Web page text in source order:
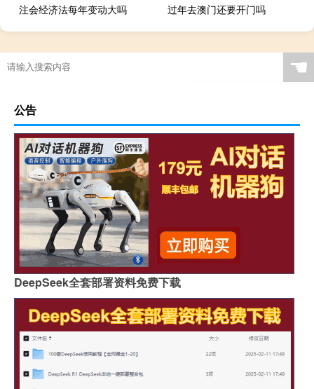
注会经济法每年变动大吗 过年去澳门还要开门吗
☚
公告
DeepSeek全套部署资料免费下载